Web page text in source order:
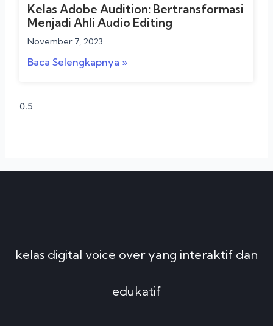
Kelas Adobe Audition: Bertransformasi
Menjadi Ahli Audio Editing
November 7, 2023
Baca Selengkapnya »
kelas digital voice over yang interaktif dan
edukatif